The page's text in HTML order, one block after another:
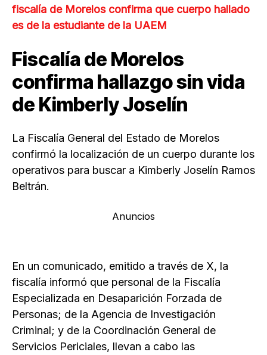
fiscalía de Morelos confirma que cuerpo hallado
es de la estudiante de la UAEM
Fiscalía de Morelos
confirma hallazgo sin vida
de Kimberly Joselín
La Fiscalía General del Estado de Morelos
confirmó la localización de un cuerpo durante los
operativos para buscar a Kimberly Joselín Ramos
Beltrán.
Anuncios
En un comunicado, emitido a través de X, la
fiscalía informó que personal de la Fiscalía
Especializada en Desaparición Forzada de
Personas; de la Agencia de Investigación
Criminal; y de la Coordinación General de
Servicios Periciales, llevan a cabo las